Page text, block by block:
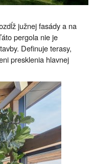
južnej fasády a na
pergola nie je
Definuje terasy,
presklenia hlavnej